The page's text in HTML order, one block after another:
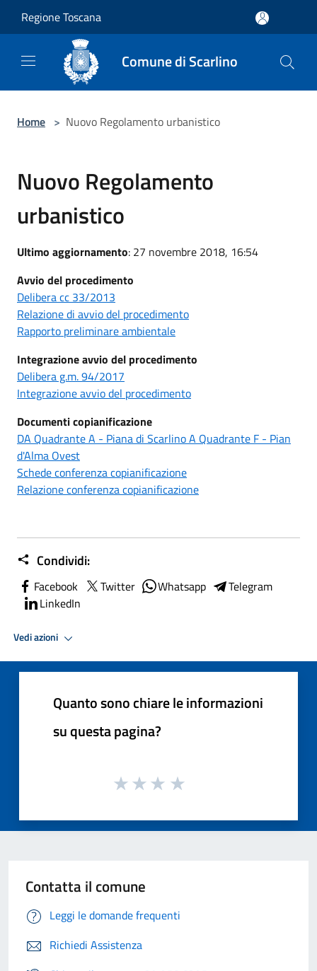
Regione Toscana
Comune di Scarlino
Home > Nuovo Regolamento urbanistico
Nuovo Regolamento
urbanistico
Ultimo aggiornamento: 27 novembre 2018, 16:54
Avvio del procedimento
Delibera cc 33/2013
Relazione di avvio del procedimento
Rapporto preliminare ambientale
Integrazione avvio del procedimento
Delibera g.m. 94/2017
Integrazione avvio del procedimento
Documenti copianificazione
DA Quadrante A - Piana di Scarlino A Quadrante F - Pian
d'Alma Ovest
Schede conferenza copianificazione
Relazione conferenza copianificazione
Condividi:
Facebook Twitter Whatsapp
Telegram
LinkedIn
Vedi azioni
Quanto sono chiare le informazioni
su questa pagina?
Contatta il comune
Leggi le domande frequenti
Richiedi Assistenza